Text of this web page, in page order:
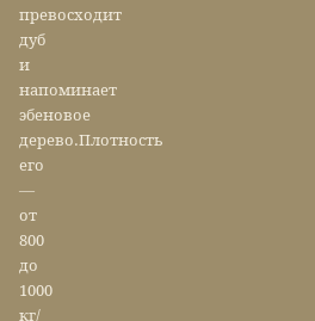
превосходит
дуб
и
напоминает
эбеновое
дерево.Плотность
его
—
от
800
до
1000
кг/